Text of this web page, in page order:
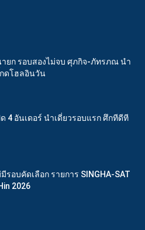
ยก รอบสองไม่จบ ศุภกิจ-ภัทรภณ นำ
ดโฮลอินวัน
4 อันเดอร์ นำเดี่ยวรอบแรก ศึกทีดีที
รอบคัดเลือก รายการ SINGHA-SAT
2026